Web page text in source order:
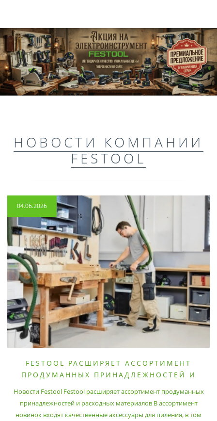
НОВОСТИ КОМПАНИИ
FESTOOL
04.06.2026
FESTOOL РАСШИРЯЕТ АССОРТИМЕНТ
ПРОДУМАННЫХ ПРИНАДЛЕЖНОСТЕЙ И
Новости Festool Festool расширяет ассортимент продуманных
принадлежностей и расходных материалов В ассортимент
новинок входят качественные аксессуары для пиления, в том